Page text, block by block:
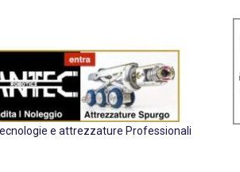
e attrezzature Professionali